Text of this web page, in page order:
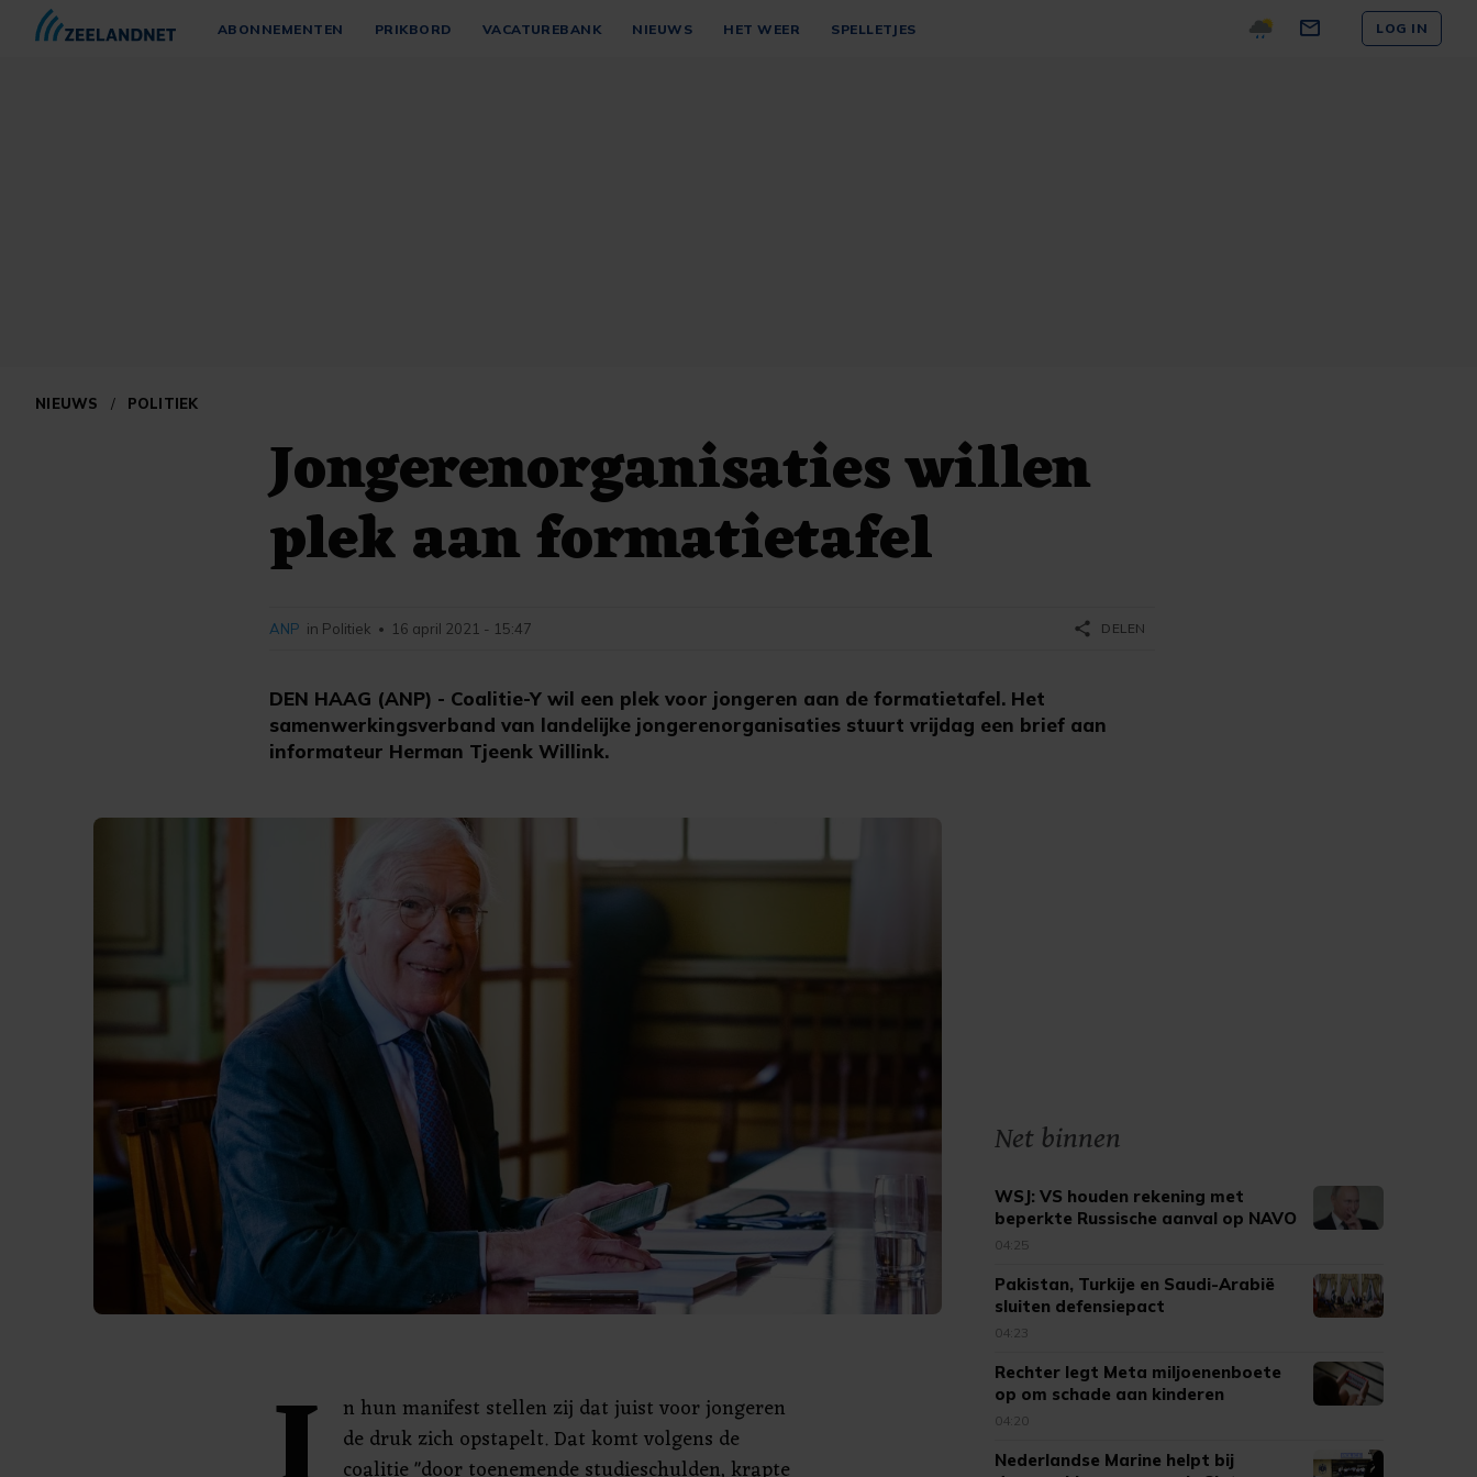
ABONNEMENTEN PRIKBORD VACATUREBANK NIEUWS HET WEER SPELLETJES LOG IN
NIEUWS / POLITIEK
Jongerenorganisaties willen
plek aan formatietafel
DEN HAAG (ANP) - Coalitie-Y wil een plek voor jongeren aan de formatietafel. Het
samenwerkingsverband van landelijke jongerenorganisaties stuurt vrijdag een brief aan
informateur Herman Tjeenk Willink.
ANP in Politiek • 16 april 2021 - 15:47 share DELEN
n hun manifest stellen zij dat juist voor jongeren
de druk zich opstapelt. Dat komt volgens de
Net binnen
WSJ: VS houden rekening met
beperkte Russische aanval op NAVO
04:25
Pakistan, Turkije en Saudi-Arabië
sluiten defensiepact
04:23
Rechter legt Meta miljoenenboete
op om schade aan kinderen
04:20
Nederlandse Marine helpt bij